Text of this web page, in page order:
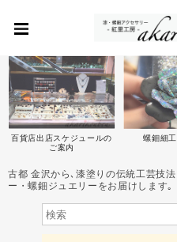
百貨店出店スケジュールの
ご案内
螺鈿細
古都 金沢から､漆塗りの伝統工芸技
ー・螺鈿ジュエリーをお届けします｡